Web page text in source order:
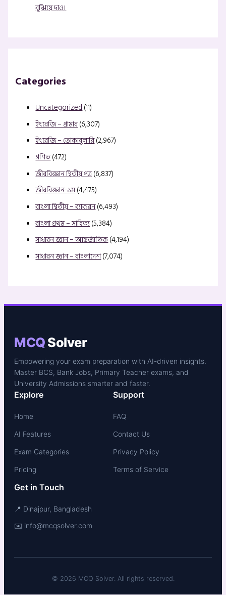
বুঝিয়ে দাও।
Categories
Uncategorized(11)
ইংরেজি – গ্রামার(6,307)
ইংরেজি – ভোকাবুলারি(2,967)
গণিত(472)
জীববিজ্ঞান দ্বিতীয় পত্র(6,837)
জীববিজ্ঞান-১ম(4,475)
বাংলা দ্বিতীয় – ব্যাকরন(6,493)
বাংলা প্রথম – সাহিত্য(5,384)
সাধারন জ্ঞান – আন্তর্জাতিক(4,194)
সাধারন জ্ঞান – বাংলাদেশ(7,074)
MCQSolver
Empowering your exam preparation with AI-driven insights.
Master BCS, Bank Jobs, Primary Teacher exams, and
University Admissions smarter and faster.
Explore
Home
AI Features
Exam Categories
Pricing
Support
FAQ
Contact Us
Privacy Policy
Terms of Service
Get in Touch
📍 Dinajpur, Bangladesh
✉️ info@mcqsolver.com
© 2026 MCQ Solver. All rights reserved.